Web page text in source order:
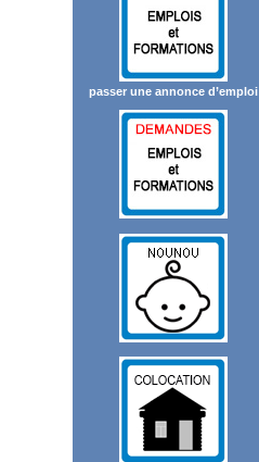
passer une annonce d’emploi